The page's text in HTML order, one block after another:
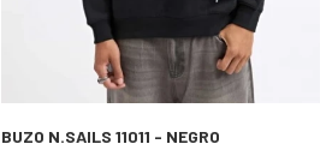
BUZO N.SAILS 11011 - NEGRO